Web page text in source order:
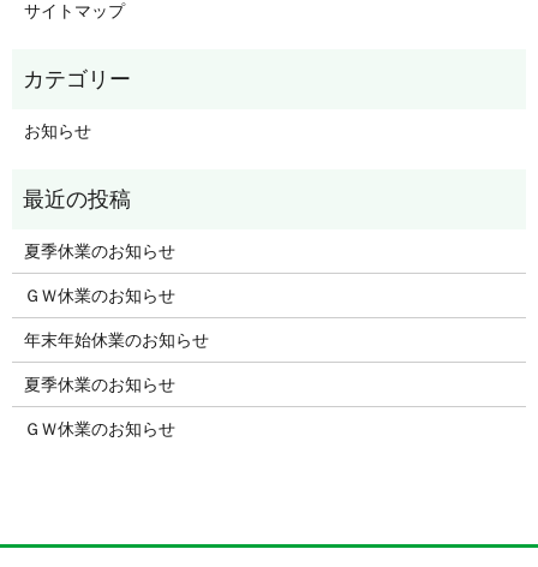
サイトマップ
お知らせ
夏季休業のお知らせ
ＧＷ休業のお知らせ
年末年始休業のお知らせ
夏季休業のお知らせ
ＧＷ休業のお知らせ